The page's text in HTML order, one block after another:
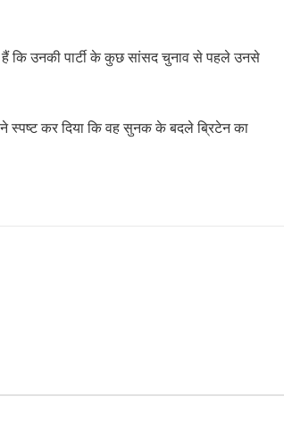
कि उनकी पार्टी के कुछ सांसद चुनाव से पहले उनसे
स्पष्ट कर दिया कि वह सुनक के बदले ब्रिटेन का